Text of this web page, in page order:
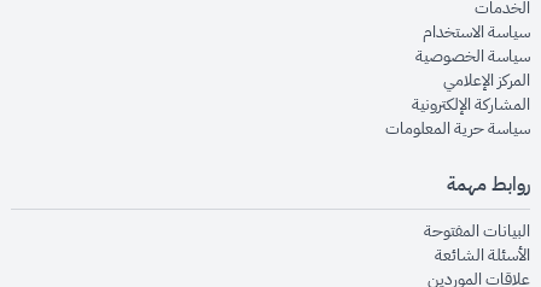
الخدماتopens in new window
سياسة الاستخدام
سياسة الخصوصيةopens in new window
المركز الإعلاميopens in new window
المشاركة الإلكترونيةopens in new window
سياسة حرية المعلوماتopens in new window
روابط مهمة
البيانات المفتوحةopens in new window
الأسئلة الشائعةopens in new window
علاقات الموردينopens in new window